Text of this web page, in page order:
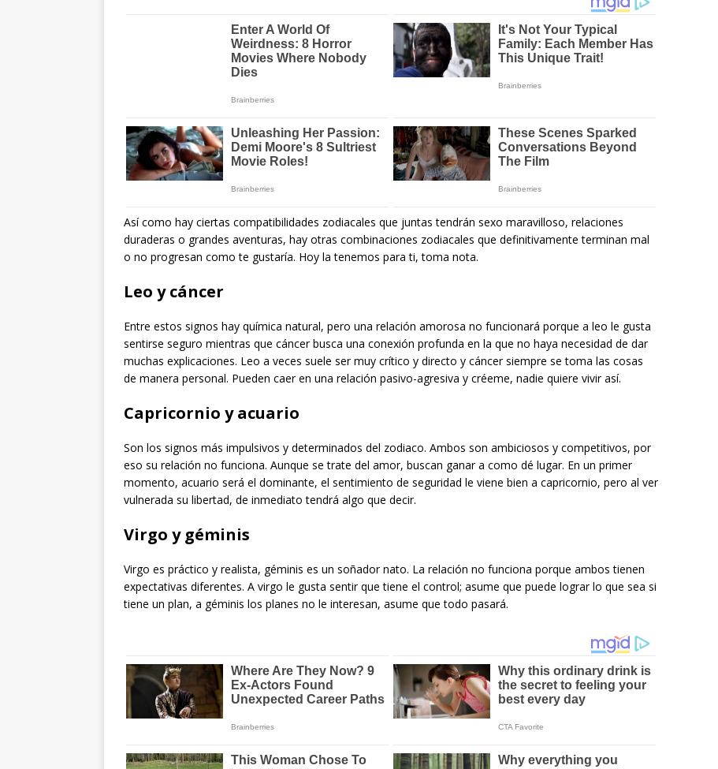
Así como hay ciertas compatibilidades zodiacales que juntas tendrán sexo maravilloso, relaciones
duraderas o grandes aventuras, hay otras combinaciones zodiacales que definitivamente terminan mal
o no progresan como te gustaría. Hoy la tenemos para ti, toma nota.
Leo y cáncer
Entre estos signos hay química natural, pero una relación amorosa no funcionará porque a leo le gusta
sentirse seguro mientras que cáncer busca una conexión profunda en la que no haya necesidad de dar
muchas explicaciones. Leo a veces suele ser muy crítico y directo y cáncer siempre se toma las cosas
de manera personal. Pueden caer en una relación pasivo-agresiva y créeme, nadie quiere vivir así.
Capricornio y acuario
Son los signos más impulsivos y determinados del zodiaco. Ambos son ambiciosos y competitivos, por
eso su relación no funciona. Aunque se trate del amor, buscan ganar a como dé lugar. En un primer
momento, acuario será el dominante, el sentimiento de seguridad le viene bien a capricornio, pero al ver
vulnerada su libertad, de inmediato tendrá algo que decir.
Virgo y géminis
Virgo es práctico y realista, géminis es un soñador nato. La relación no funciona porque ambos tienen
expectativas diferentes. A virgo le gusta sentir que tiene el control; asume que puede lograr lo que sea si
tiene un plan, a géminis los planes no le interesan, asume que todo pasará.